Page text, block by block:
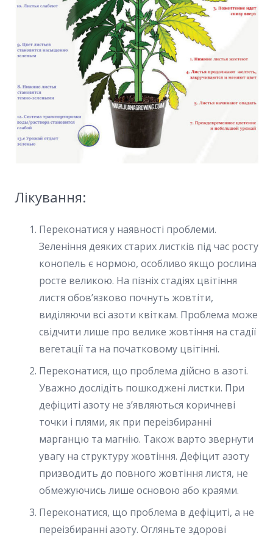
Лікування:
Переконатися у наявності проблеми.
Зеленіння деяких старих листків під час росту
конопель є нормою, особливо якщо рослина
росте великою. На пізніх стадіях цвітіння
листя обов’язково почнуть жовтіти,
виділяючи всі азоти квіткам. Проблема може
свідчити лише про велике жовтіння на стадії
вегетації та на початковому цвітінні.
Переконатися, що проблема дійсно в азоті.
Уважно дослідіть пошкоджені листки. При
дефіциті азоту не з’являються коричневі
точки і плями, як при переізбиранні
марганцю та магнію. Також варто звернути
увагу на структуру жовтіння. Дефіцит азоту
призводить до повного жовтіння листя, не
обмежуючись лише основою або краями.
Переконатися, що проблема в дефіциті, а не
переізбиранні азоту. Огляньте здорові